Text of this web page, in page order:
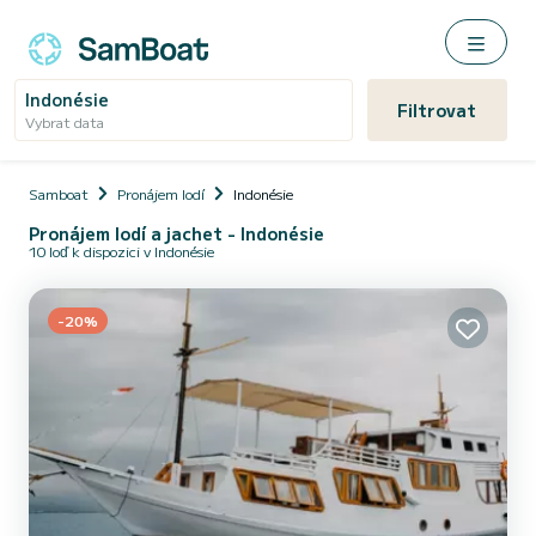
Indonésie
Vybrat data Filtrovat
Samboat Pronájem lodí Indonésie
Pronájem lodí a jachet - Indonésie
10 loď k dispozici v Indonésie
-20%